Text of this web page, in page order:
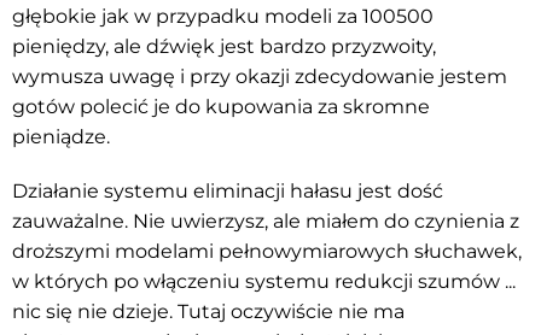
głębokie jak w przypadku modeli za 100500
pieniędzy, ale dźwięk jest bardzo przyzwoity,
wymusza uwagę i przy okazji zdecydowanie jestem
gotów polecić je do kupowania za skromne
pieniądze.
Działanie systemu eliminacji hałasu jest dość
zauważalne. Nie uwierzysz, ale miałem do czynienia z
droższymi modelami pełnowymiarowych słuchawek,
w których po włączeniu systemu redukcji szumów ...
nic się nie dzieje. Tutaj oczywiście nie ma